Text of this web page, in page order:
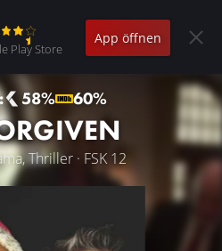
Play Store
App öffnen
58% 60%
Thriller · FSK 12